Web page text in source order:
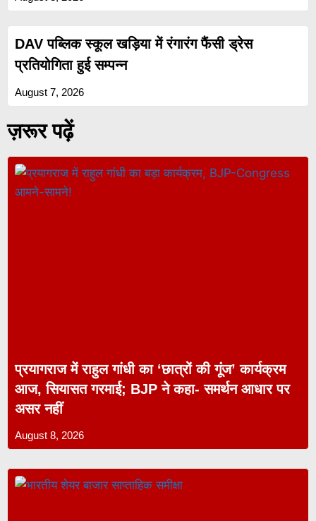
DAV पब्लिक स्कूल खड़िया में रंगारंग फैंसी ड्रेस
प्रतियोगिता हुई सम्पन्न
August 7, 2026
ज़रूर पढ़ें
प्रयागराज में राहुल गांधी का ‘छात्रों की गूंज’ कार्यक्रम
आज, सियासत गरमाई; BJP ने कहा- समर्थन आधार पर
असर नहीं
August 8, 2026